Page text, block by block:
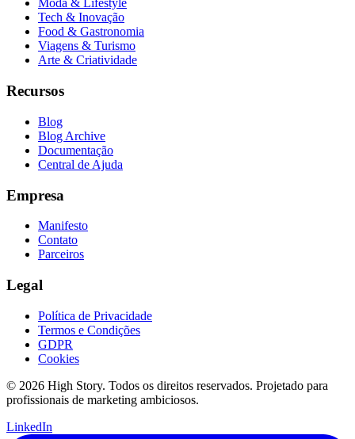
Moda & Lifestyle
Tech & Inovação
Food & Gastronomia
Viagens & Turismo
Arte & Criatividade
Recursos
Blog
Blog Archive
Documentação
Central de Ajuda
Empresa
Manifesto
Contato
Parceiros
Legal
Política de Privacidade
Termos e Condições
GDPR
Cookies
© 2026 High Story. Todos os direitos reservados. Projetado para
profissionais de marketing ambiciosos.
LinkedIn